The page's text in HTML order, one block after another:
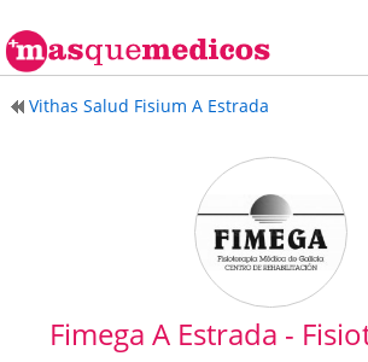
Vithas Salud Fisium A Estrada
Fimega A Estrada -